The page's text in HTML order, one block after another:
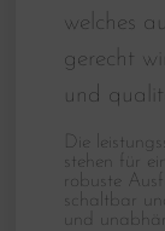
welches
gerecht
und
Die
stehen für
robuste
schaltbar
und